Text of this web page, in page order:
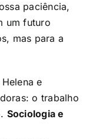
paciência,
um futuro
mas para a
Helena e
o trabalho
Sociologia e